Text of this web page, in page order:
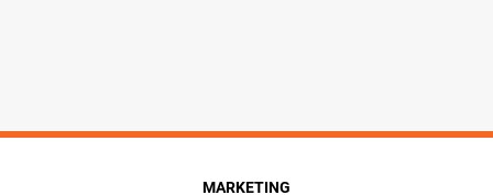
MARKETING